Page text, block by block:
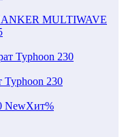
MULTIWAVE
Typhoon 230
NewХит%